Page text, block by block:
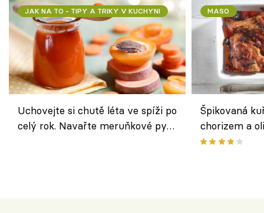
JAK NA TO - TIPY A TRIKY V KUCHYNI
Uchovejte si chutě léta ve spíži po
celý rok. Navařte meruňkové pyré
MASO
Špikovaná
chorizem a
letní